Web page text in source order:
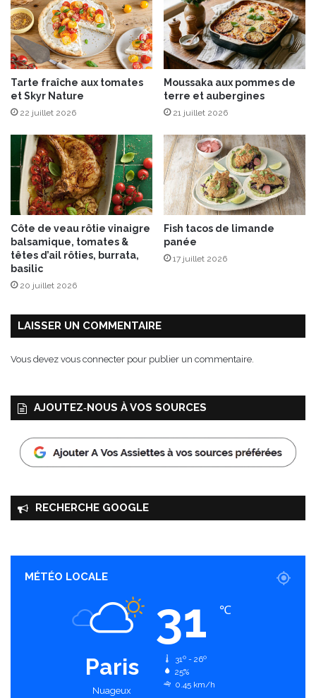
m
m
e
“
S
m
a
r
i
n
e
”
d
L
m
i
a
c
e
,
m
a
n
g
u
e
Tarte fraîche aux tomates
et Skyr Nature
22 juillet 2026
Moussaka aux pommes de
terre et aubergines
21 juillet 2026
Côte de veau rôtie vinaigre
balsamique, tomates &
têtes d’ail rôties, burrata,
basilic
20 juillet 2026
Fish tacos de limande
panée
17 juillet 2026
LAISSER UN COMMENTAIRE
Vous devez vous connecter pour publier un commentaire.
AJOUTEZ‑NOUS À VOS SOURCES
RECHERCHE GOOGLE
MÉTÉO LOCALE
Paris
Nuageux
31 ℃
31º - 26º
25%
0.45 km/h